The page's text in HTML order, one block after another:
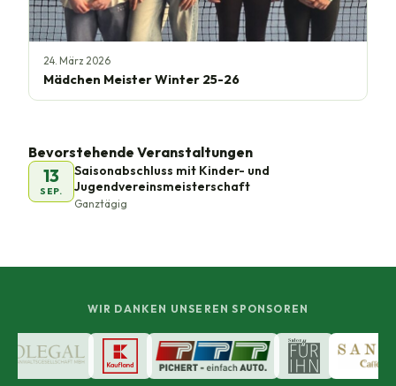
24. März 2026
Mädchen Meister Winter 25-26
Bevorstehende Veranstaltungen
13
SEP.
Saisonabschluss mit Kinder- und
Jugendvereinsmeisterschaft
Ganztägig
WIR DANKEN UNSEREN SPONSOREN